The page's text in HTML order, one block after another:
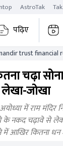
AstroTak
पढ़िए
trust
चढ़ा
जोखा
में राम मंदिर
के नकद चढ़ावे से
में आखिर कितना